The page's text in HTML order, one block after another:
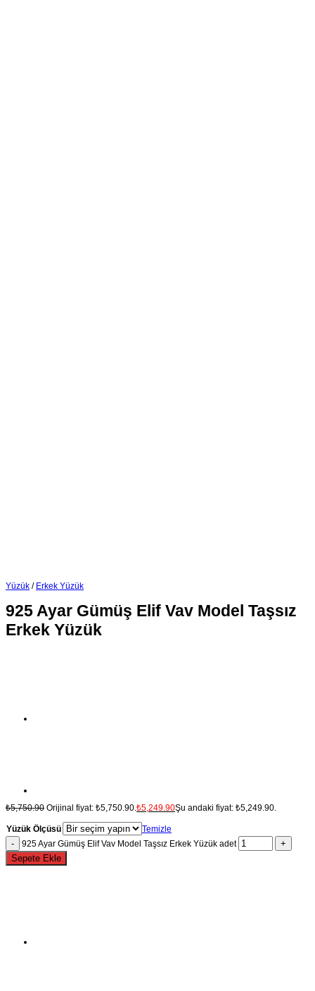
Yüzük / Erkek Yüzük
925 Ayar Gümüş Elif Vav Model Taşsız
Erkek Yüzük
₺5,750.90 Orijinal fiyat: ₺5,750.90. ₺5,249.90Şu andaki fiyat: ₺5,249.90.
Yüzük Ölçüsü
Temizle
925 Ayar Gümüş Elif Vav Model Taşsız Erkek Yüzük adet
Sepete Ekle